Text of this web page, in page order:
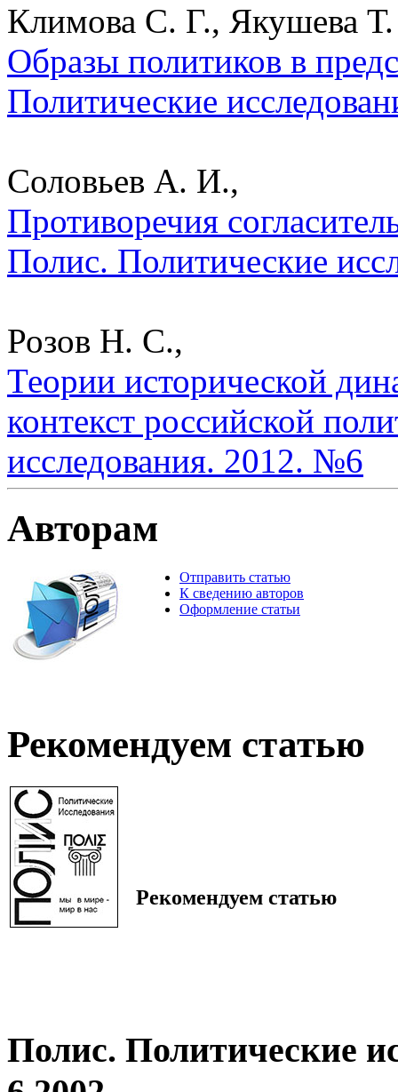
Климова С. Г., Якушева
Образы политиков в
Политические
Соловьев А. И.,
Противоречия
Полис. Политические
Розов Н. С.,
Теории исторической
контекст российской
исследования. 2012. №6
Авторам
Отправить статью
К сведению авторов
Оформление статьи
Рекомендуем статью
Рекомендуем статью
Полис. Политические